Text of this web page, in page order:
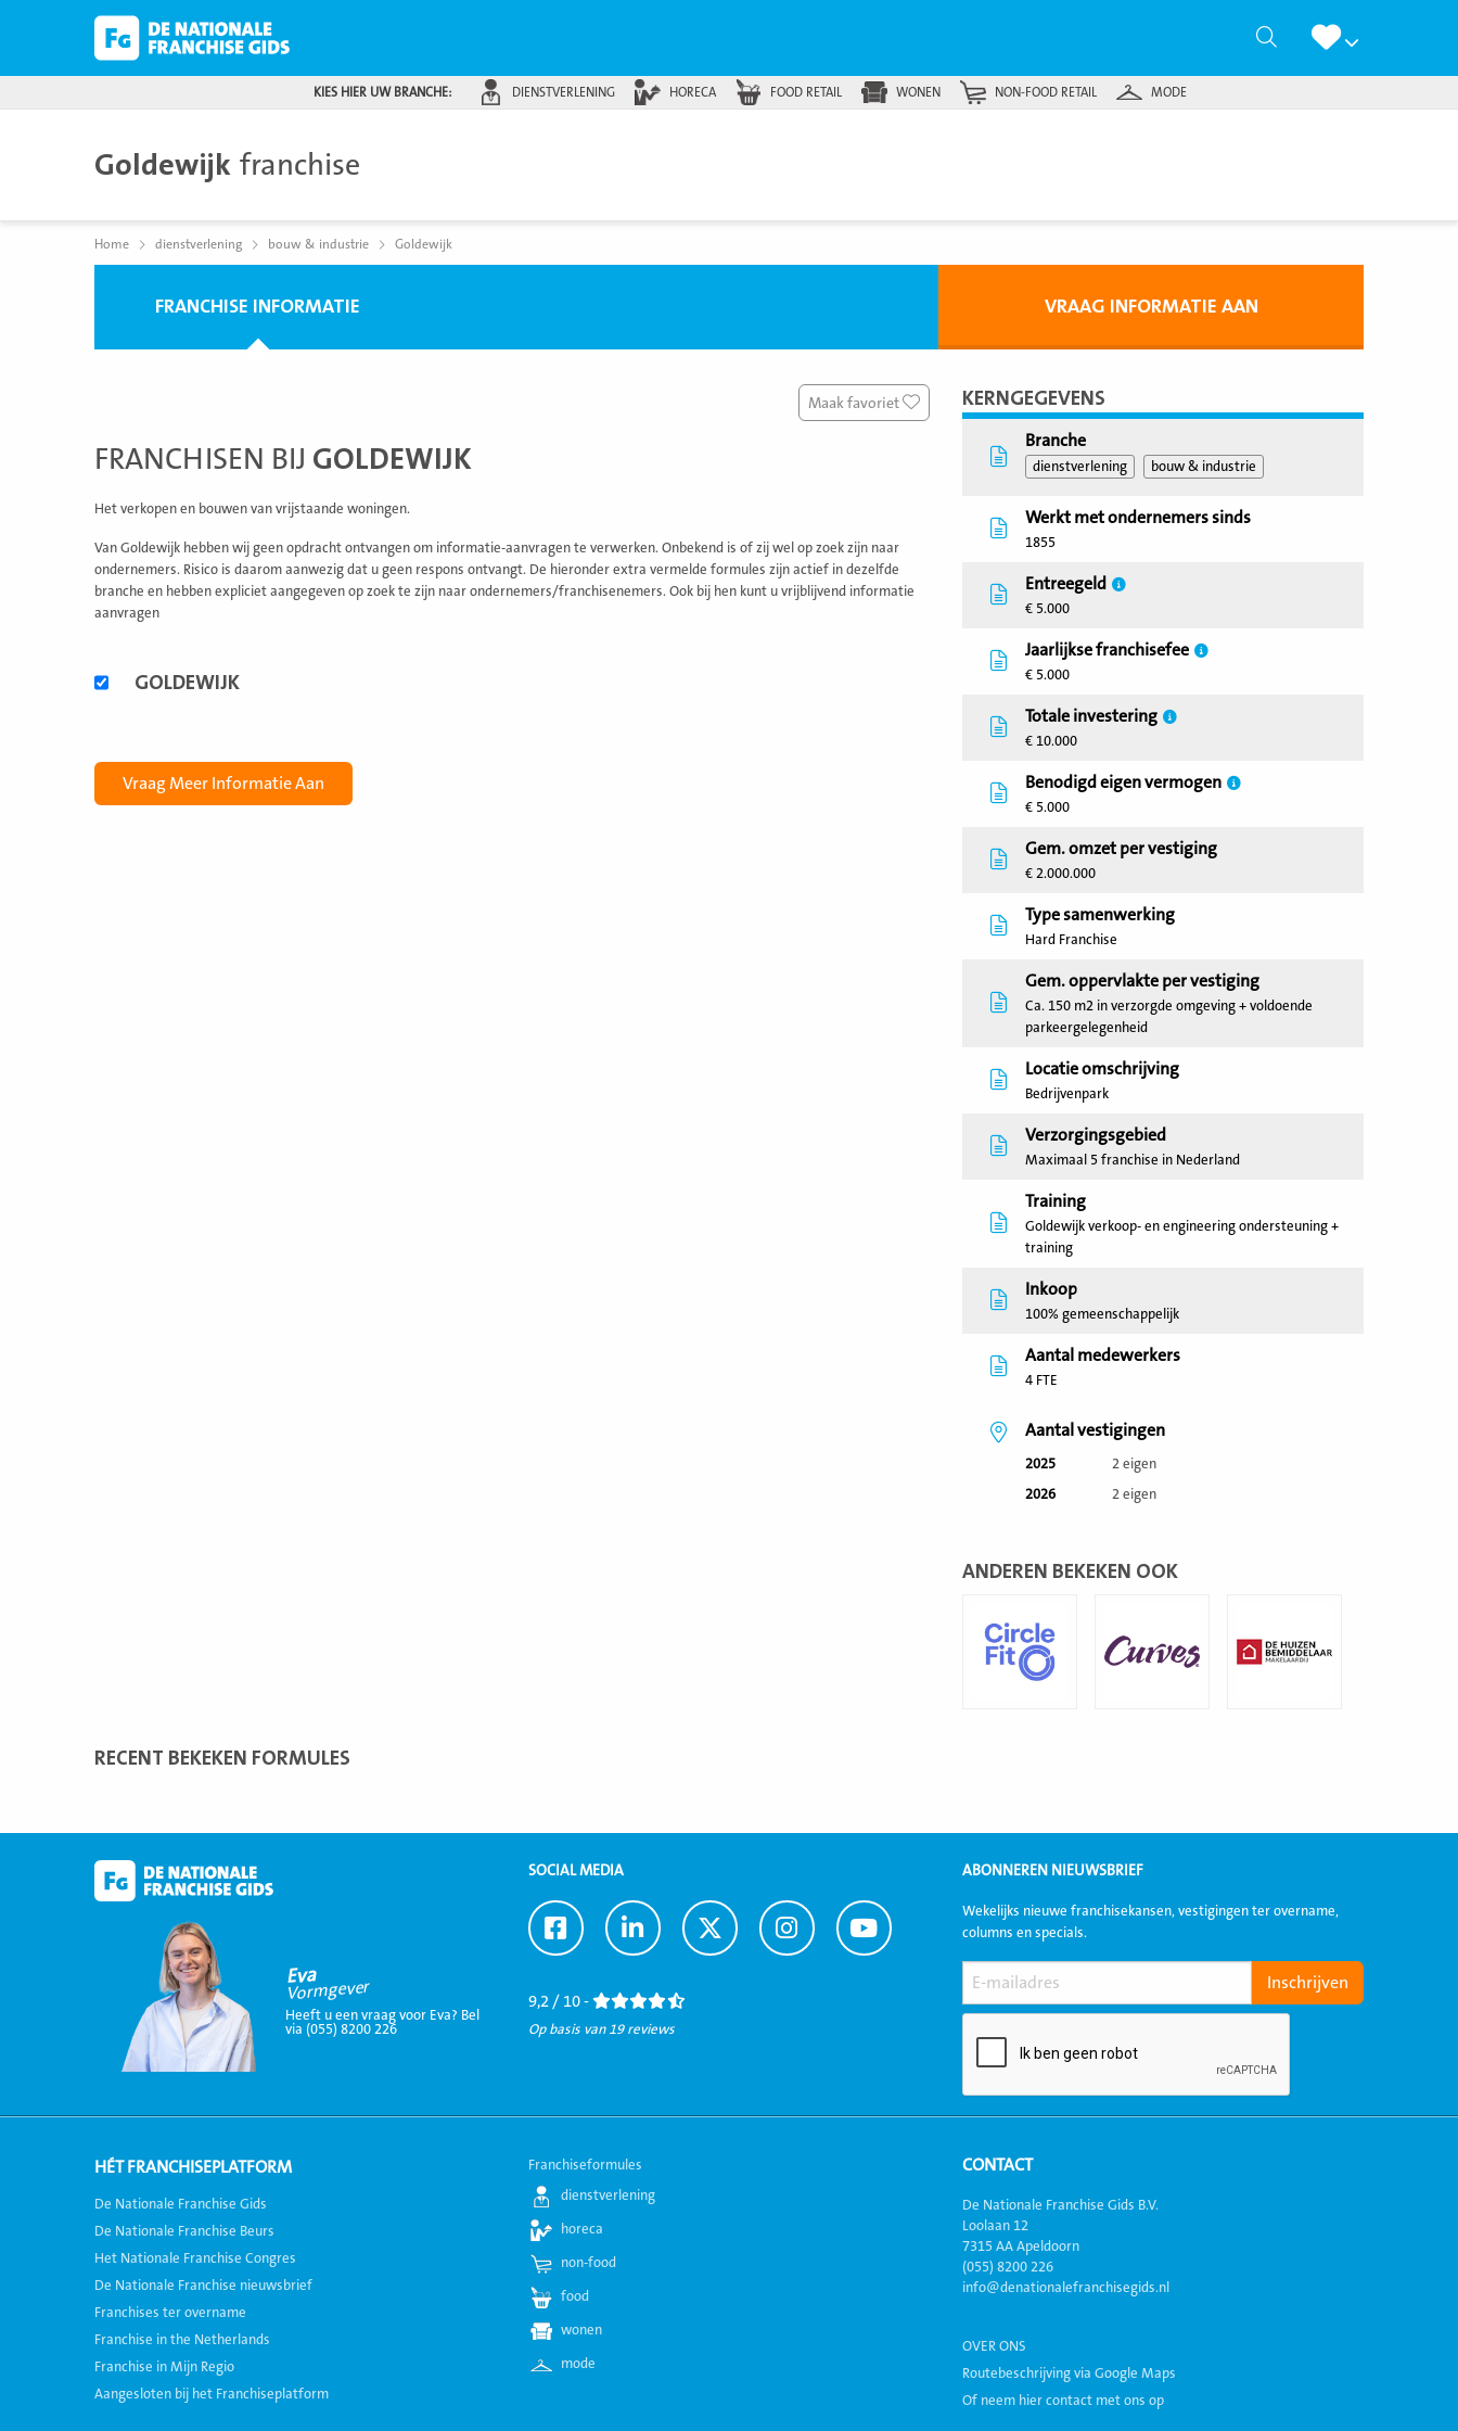
Zoeken
KIES HIER UW BRANCHE: DIENSTVERLENING HORECA FOOD RETAIL WONEN NON-FOOD RETAIL MODE
Goldewijk franchise
Home dienstverlening bouw & industrie Goldewijk
FRANCHISE INFORMATIE VRAAG INFORMATIE AAN
Maak favoriet
FRANCHISEN BIJ GOLDEWIJK
Het verkopen en bouwen van vrijstaande woningen.
Van Goldewijk hebben wij geen opdracht ontvangen om informatie-aanvragen te verwerken. Onbekend is of zij wel op zoek zijn naar
ondernemers. Risico is daarom aanwezig dat u geen respons ontvangt. De hieronder extra vermelde formules zijn actief in dezelfde
branche en hebben expliciet aangegeven op zoek te zijn naar ondernemers/franchisenemers. Ook bij hen kunt u vrijblijvend informatie
aanvragen
formulesGOLDEWIJK
KERNGEGEVENS
Branche
dienstverlening bouw & industrie
Werkt met ondernemers sinds
1855
Entreegeld
€ 5.000
Jaarlijkse franchisefee
€ 5.000
Totale investering
€ 10.000
Benodigd eigen vermogen
€ 5.000
Gem. omzet per vestiging
€ 2.000.000
Type samenwerking
Hard Franchise
Gem. oppervlakte per vestiging
Ca. 150 m2 in verzorgde omgeving + voldoende
parkeergelegenheid
Locatie omschrijving
Bedrijvenpark
Verzorgingsgebied
Maximaal 5 franchise in Nederland
Training
Goldewijk verkoop- en engineering ondersteuning +
training
Inkoop
100% gemeenschappelijk
Aantal medewerkers
4 FTE
Aantal vestigingen
2025
2 eigen
2026
2 eigen
ANDEREN BEKEKEN OOK
meer
meer
RECENT BEKEKEN FORMULES
Eva
Vormgever
Heeft u een vraag voor Eva? Bel
via (055) 8200 226
SOCIAL MEDIA
Ga
naar
Ga
naar
Ga
naar
Ga
naar
Ga
naar
9,2 / 10 -
Op basis van 19 reviews
ABONNEREN NIEUWSBRIEF
Wekelijks nieuwe franchisekansen, vestigingen ter overname,
columns en specials.
HÉT FRANCHISEPLATFORM
De Nationale Franchise Gids
De Nationale Franchise Beurs
Het Nationale Franchise Congres
De Nationale Franchise nieuwsbrief
Franchises ter overname
Franchise in the Netherlands
Franchise in Mijn Regio
Aangesloten bij het Franchiseplatform
Franchiseformules
dienstverlening
horeca
non-food
food
wonen
mode
CONTACT
De Nationale Franchise Gids B.V.
Loolaan 12
7315 AA Apeldoorn
(055) 8200 226
info@denationalefranchisegids.nl
OVER ONS
Routebeschrijving via Google Maps
Of neem hier contact met ons op